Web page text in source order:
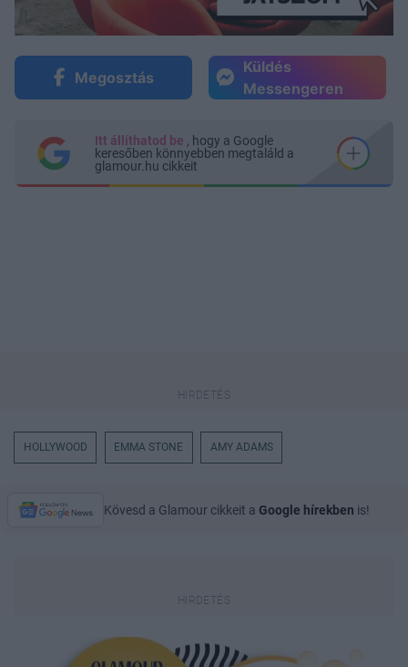
Megosztás
Küldés
Messengeren
Itt állíthatod be , hogy a Google
keresőben könnyebben megtaláld a
glamour.hu cikkeit
HOLLYWOOD EMMA STONE AMY ADAMS
Kövesd a Glamour cikkeit a Google hírekben is!